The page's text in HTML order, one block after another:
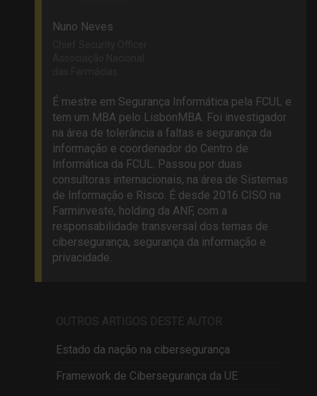
Nuno Neves
É mestre em Segurança Informática pela FCUL e
tem um MBA pelo LisbonMBA. Foi investigador
na área de tolerância a faltas e segurança da
informação e coordenador do Centro de
Informática da FCUL. Passou por duas
consultoras internacionais, na área de Sistemas
de Informação e Risco. É desde 2016 CISO na
Farminveste, holding da ANF, com a
responsabilidade transversal dos temas de
cibersegurança, segurança da informação e
privacidade.
OUTROS ARTIGOS DESTE AUTOR
Estado da nação na cibersegurança
Framework de Cibersegurança da UE